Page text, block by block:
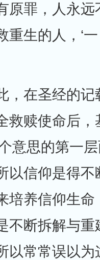
原罪，人永
重生的人，‘
在圣经的记
救赎使命后，
意思的第一
以信仰是得
培养信仰生命
不断拆解与重
以常常误以